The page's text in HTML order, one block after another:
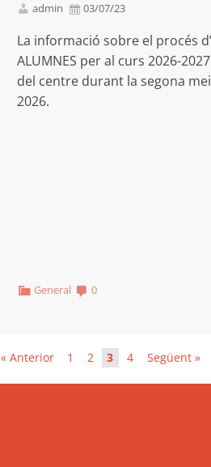
admin 03/07/23
La informació sobre el procés
ALUMNES per al curs 2026-
del centre durant la segona
2026.
General 0
« Anterior 1 2 3 4 Següent »